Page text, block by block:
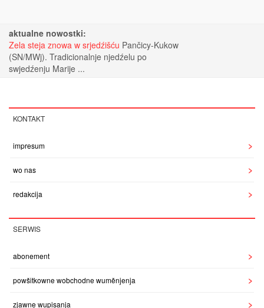
aktualne nowostki:
Zela steja znowa w srjedźišću Pančicy-Kukow
(SN/MWj). Tradicionalnje njedźelu po
swjedźenju Marije ...
KONTAKT
impresum
wo nas
redakcija
SERWIS
abonement
powšitkowne wobchodne wuměnjenja
zjawne wupisanja